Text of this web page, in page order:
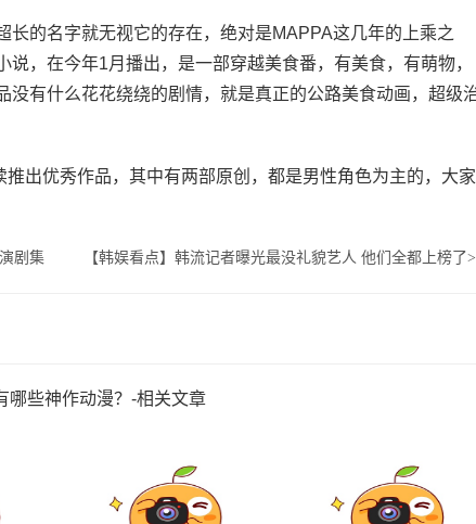
的名字就无视它的存在，绝对是MAPPA这几年的上乘之
，在今年1月播出，是一部穿越美食番，有美食，有萌物，
有什么花花绕绕的剧情，就是真正的公路美食动画，超级
优秀作品，其中有两部原创，都是男性角色为主的，大家
剧集 【韩娱看点】韩流记者曝光最没礼貌艺人 他们全都上榜了
哪些神作动漫？-相关文章